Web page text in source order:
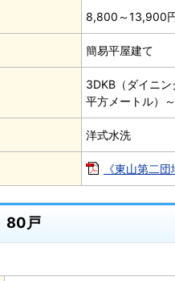
8,800～13,900
簡易平屋建て
3DKB（ダイニ
平方メートル）
洋式水洗
《東山第二
80戸